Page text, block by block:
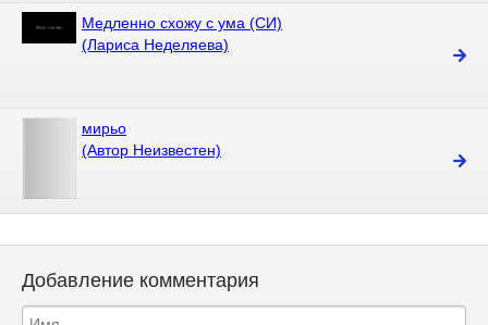
Медленно схожу с ума (СИ)
(Лариса Неделяева)
мирьо
(Автор Неизвестен)
Добавление комментария